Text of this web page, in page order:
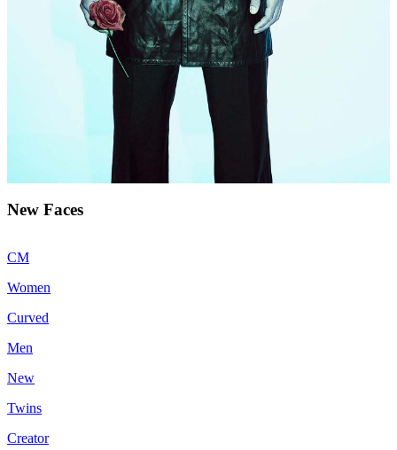
New Faces
CM
Women
Curved
Men
New
Twins
Creator